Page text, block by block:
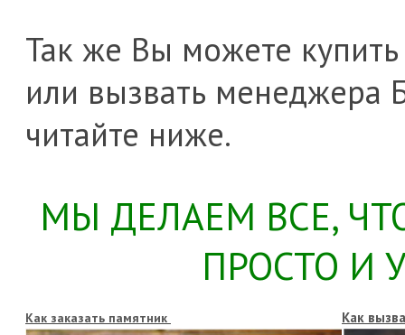
Так же Вы можете купить
или вызвать менеджера
читайте ниже.
МЫ ДЕЛАЕМ ВСЕ,
ПРОСТО И
Как заказать памятник Как